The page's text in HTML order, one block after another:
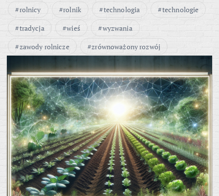
rolnicy
rolnik technologia
technologie
tradycja
wieś
wyzwania
zawody rolnicze
zrównoważony rozwój